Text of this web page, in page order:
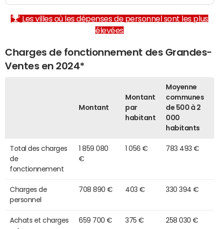
Les villes où les dépenses de personnel sont les plus
élevées
Charges de fonctionnement des Grandes-
Ventes en 2024*
Montant
Montant
par
habitant
Moyenne
communes
de 500 à 2
000
habitants
Total des charges
de
fonctionnement
1 859 080
€
1 056 € 783 493 €
Charges de
personnel
708 890 € 403 € 330 394 €
Achats et charges
659 700 € 375 € 258 030 €